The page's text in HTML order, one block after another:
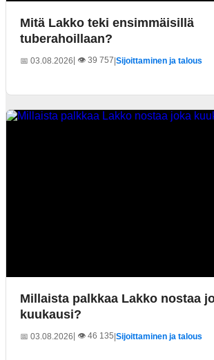
Mitä Lakko teki ensimmäisillä
tuberahoillaan?
📅 03.08.2026| 👁️ 39 757 Sijoittaminen ja talous
Millaista palkkaa Lakko nostaa
kuukausi?
📅 03.08.2026| 👁️ 46 135 Sijoittaminen ja talous